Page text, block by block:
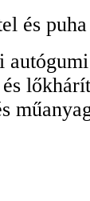
és